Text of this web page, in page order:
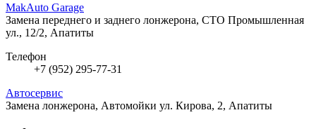
MakAuto Garage
Замена переднего и заднего лонжерона, СТО Промышленная
ул., 12/2, Апатиты
Телефон
+7 (952) 295-77-31
Автосервис
Замена лонжерона, Автомойки ул. Кирова, 2, Апатиты